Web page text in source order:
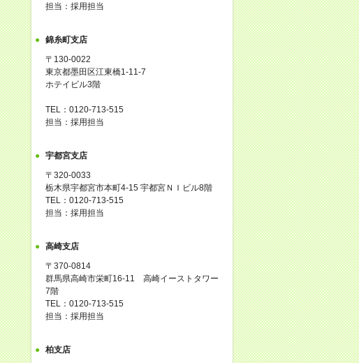
担当：採用担当
錦糸町支店
〒130-0022
東京都墨田区江東橋1-11-7
ホテイビル3階
TEL：0120-713-515
担当：採用担当
宇都宮支店
〒320-0033
栃木県宇都宮市本町4-15 宇都宮ＮＩビル8階
TEL：0120-713-515
担当：採用担当
高崎支店
〒370-0814
群馬県高崎市栄町16-11 高崎イーストタワー
7階
TEL：0120-713-515
担当：採用担当
柏支店